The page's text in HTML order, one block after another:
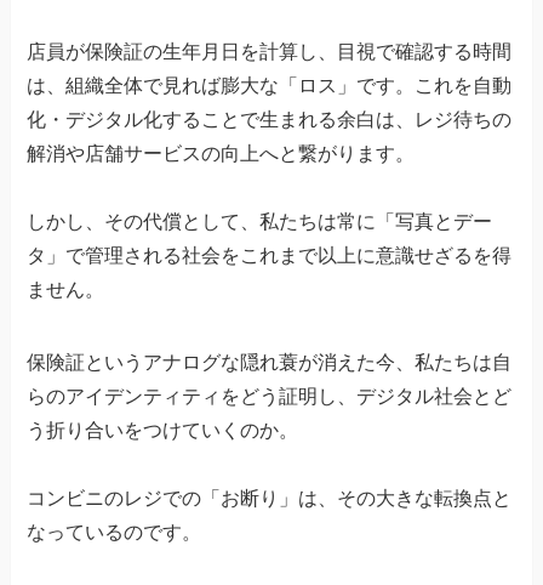
店員が保険証の生年月日を計算し、目視で確認する時間
は、組織全体で見れば膨大な「ロス」です。これを自動
化・デジタル化することで生まれる余白は、レジ待ちの
解消や店舗サービスの向上へと繋がります。
しかし、その代償として、私たちは常に「写真とデー
タ」で管理される社会をこれまで以上に意識せざるを得
ません。
保険証というアナログな隠れ蓑が消えた今、私たちは自
らのアイデンティティをどう証明し、デジタル社会とど
う折り合いをつけていくのか。
コンビニのレジでの「お断り」は、その大きな転換点と
なっているのです。